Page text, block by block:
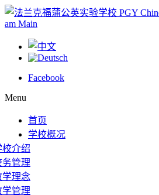
Facebook
Menu
首页
学校概况
校介绍
务管理
学理念
学管理